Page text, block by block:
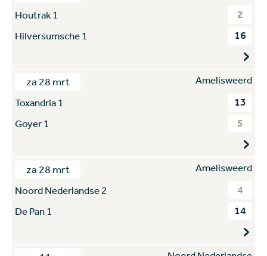
Houtrak 1
2
Hilversumsche 1 16
za 28 mrt
Amelisweerd
Toxandria 1
13
Goyer 1 5
za 28 mrt
Amelisweerd
Noord Nederlandse 2
4
De Pan 1 14